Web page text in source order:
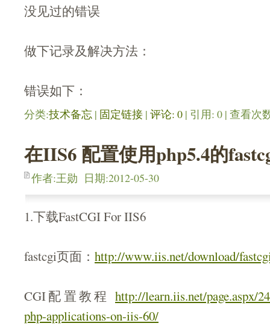
没见过的错误
做下记录及解决方法：
错误如下：
分类:技术备忘 | 固定链接 | 评论: 0 | 引用: 0 | 查看次
在IIS6 配置使用php5.4的
作者:王勋 日期:2012-05-30
1.下载FastCGI For IIS6
fastcgi页面： http://www.iis.net/download/
CGI配置教程 http://learn.iis.net/page.aspx/
php-applications-on-iis-60/